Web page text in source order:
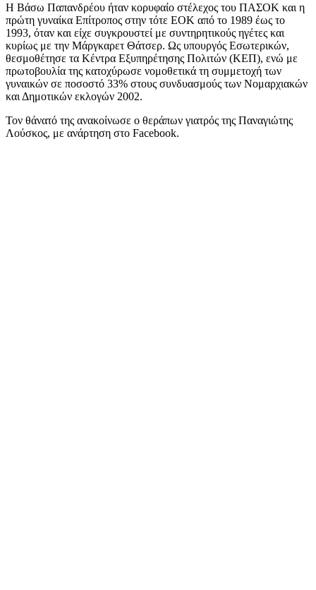
Η Βάσω Παπανδρέου ήταν κορυφαίο στέλεχος του ΠΑΣΟΚ και η
πρώτη γυναίκα Επίτροπος στην τότε ΕΟΚ από το 1989 έως το
1993, όταν και είχε συγκρουστεί με συντηρητικούς ηγέτες και
κυρίως με την Μάργκαρετ Θάτσερ. Ως υπουργός Εσωτερικών,
θεσμοθέτησε τα Κέντρα Εξυπηρέτησης Πολιτών (ΚΕΠ), ενώ με
πρωτοβουλία της κατοχύρωσε νομοθετικά τη συμμετοχή των
γυναικών σε ποσοστό 33% στους συνδυασμούς των Νομαρχιακών
και Δημοτικών εκλογών 2002.
Τον θάνατό της ανακοίνωσε ο θεράπων γιατρός της Παναγιώτης
Λούσκος, με ανάρτηση στο Facebook.